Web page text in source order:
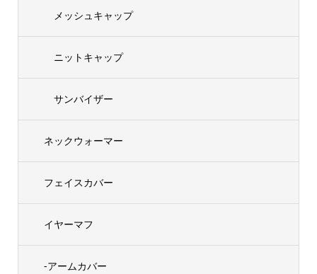
メッシュキャップ
ニットキャップ
サンバイザー
ネックウォーマー
フェイスカバー
イヤーマフ
-アームカバー